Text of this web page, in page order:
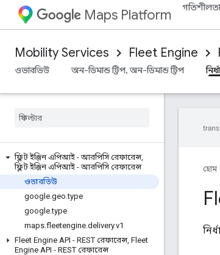
Maps Platform
Mobility Services Fleet Engine
ওভারভিউ অন-ডিমান্ড ট্রিপ, অন-ডিমান্ড ট্রিপ
ফ্লিট ইঞ্জিন এপিআই - আরপিসি রেফারেন্স,
ফ্লিট ইঞ্জিন এপিআই - আরপিসি রেফারেন্স
ওভারভিউ
google.geo.type
google.type
maps.fleetengine.delivery.v1
Fleet Engine API - REST রেফারেন্স, Fleet
Engine API - REST রেফারেন্স
হোম